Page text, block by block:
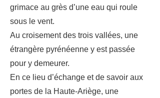
grimace au grès d’une eau qui roule
sous le vent.
Au croisement des trois vallées, une
étrangère pyrénéenne y est passée
pour y demeurer.
En ce lieu d’échange et de savoir aux
portes de la Haute-Ariège, une